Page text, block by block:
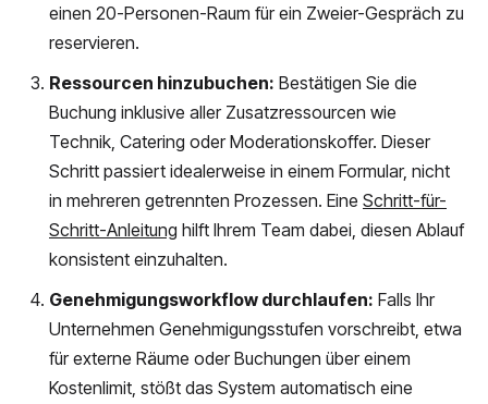
einen 20-Personen-Raum für ein Zweier-Gespräch zu
reservieren.
Ressourcen hinzubuchen: Bestätigen Sie die
Buchung inklusive aller Zusatzressourcen wie
Technik, Catering oder Moderationskoffer. Dieser
Schritt passiert idealerweise in einem Formular, nicht
in mehreren getrennten Prozessen. Eine Schritt-für-
Schritt-Anleitung hilft Ihrem Team dabei, diesen Ablauf
konsistent einzuhalten.
Genehmigungsworkflow durchlaufen: Falls Ihr
Unternehmen Genehmigungsstufen vorschreibt, etwa
für externe Räume oder Buchungen über einem
Kostenlimit, stößt das System automatisch eine